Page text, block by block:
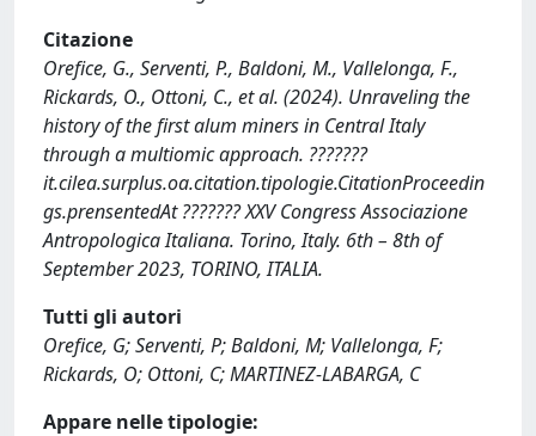
Citazione
Orefice, G., Serventi, P., Baldoni, M., Vallelonga, F.,
Rickards, O., Ottoni, C., et al. (2024). Unraveling the
history of the first alum miners in Central Italy
through a multiomic approach. ???????
it.cilea.surplus.oa.citation.tipologie.CitationProceedin
gs.prensentedAt ??????? XXV Congress Associazione
Antropologica Italiana. Torino, Italy. 6th – 8th of
September 2023, TORINO, ITALIA.
Tutti gli autori
Orefice, G; Serventi, P; Baldoni, M; Vallelonga, F;
Rickards, O; Ottoni, C; MARTINEZ-LABARGA, C
Appare nelle tipologie: